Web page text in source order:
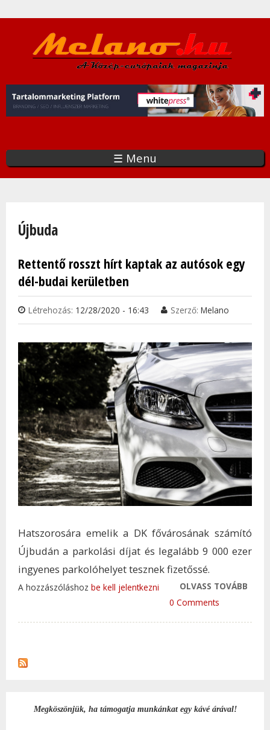
a
tartalomra
☰ Menu
Újbuda
Rettentő rosszt hírt kaptak az autósok egy
dél-budai kerületben
Létrehozás: 12/28/2020 - 16:43 Szerző: Melano
Hatszorosára emelik a DK fővárosának számító
Újbudán a parkolási díjat és legalább 9 000 ezer
ingyenes parkolóhelyet tesznek fizetőssé.
OLVASS TOVÁBB
A hozzászóláshoz be kell jelentkezni
0 Comments
Megköszönjük, ha támogatja munkánkat egy kávé árával!